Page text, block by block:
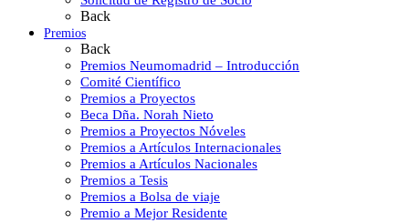
Back
Premios
Back
Premios Neumomadrid – Introducción
Comité Científico
Premios a Proyectos
Beca Dña. Norah Nieto
Premios a Proyectos Nóveles
Premios a Artículos Internacionales
Premios a Artículos Nacionales
Premios a Tesis
Premios a Bolsa de viaje
Premio a Mejor Residente